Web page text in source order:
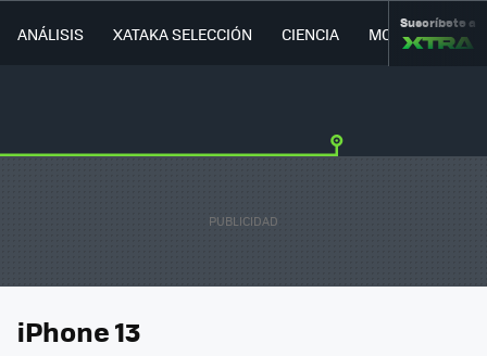
ANÁLISIS XATAKA SELECCIÓN CIENCIA MOVILIDAD
Suscríbete a
iPhone 13